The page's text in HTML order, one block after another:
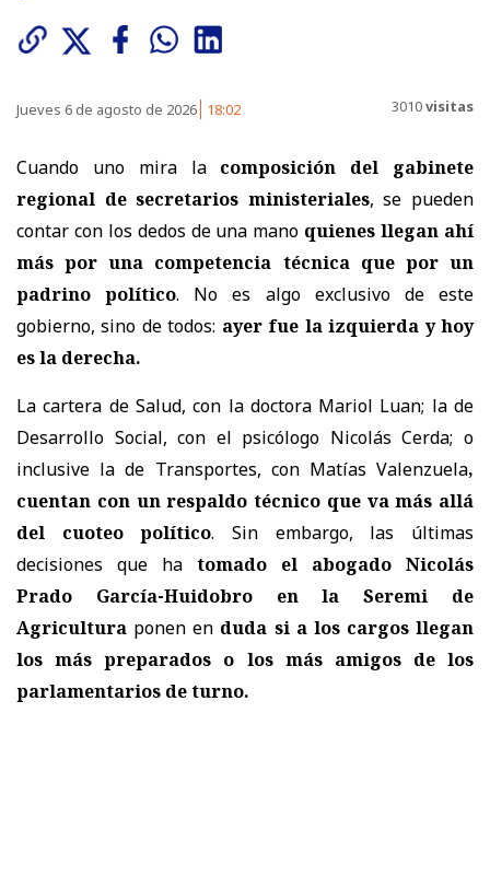
Jueves 6 de agosto de 2026 18:02 3010visitas
Cuando uno mira la composición del gabinete
regional de secretarios ministeriales, se pueden
contar con los dedos de una mano quienes llegan ahí
más por una competencia técnica que por un
padrino político. No es algo exclusivo de este
gobierno, sino de todos: ayer fue la izquierda y hoy
es la derecha.
La cartera de Salud, con la doctora Mariol Luan; la de
Desarrollo Social, con el psicólogo Nicolás Cerda; o
inclusive la de Transportes, con Matías Valenzuela,
cuentan con un respaldo técnico que va más allá
del cuoteo político. Sin embargo, las últimas
decisiones que ha tomado el abogado Nicolás
Prado García-Huidobro en la Seremi de
Agricultura ponen en duda si a los cargos llegan
los más preparados o los más amigos de los
parlamentarios de turno.